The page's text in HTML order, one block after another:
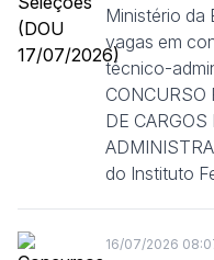
Ministério da
vagas em
técnico-
CONCURSO
DE CARGOS
do Instituto
16/07/2026